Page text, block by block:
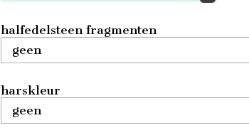
halfedelsteen fragmenten
harskleur